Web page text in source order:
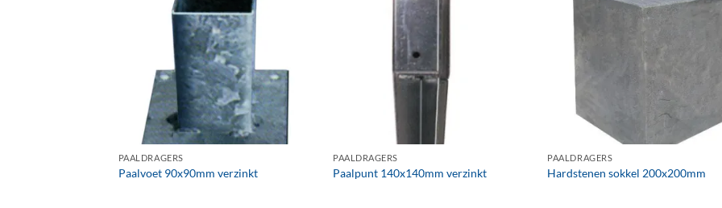
PAALDRAGERS
Paalvoet 90x90mm verzinkt
PAALDRAGERS
Paalpunt 140x140mm verzinkt
PAALDRAGERS
Hardstenen sokkel 200x200mm